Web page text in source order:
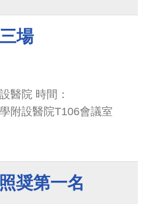
場
醫院 時間：
附設醫院T106會議室
奨第一名